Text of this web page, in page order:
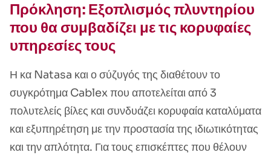
Πρόκληση: Εξοπλισμός πλυντηρίου
που θα συμβαδίζει με τις κορυφαίες
υπηρεσίες τους
Η κα Natasa και ο σύζυγός της διαθέτουν το
συγκρότημα Cablex που αποτελείται από 3
πολυτελείς βίλες και συνδυάζει κορυφαία καταλύματα
και εξυπηρέτηση με την προστασία της ιδιωτικότητας
και την απλότητα. Για τους επισκέπτες που θέλουν